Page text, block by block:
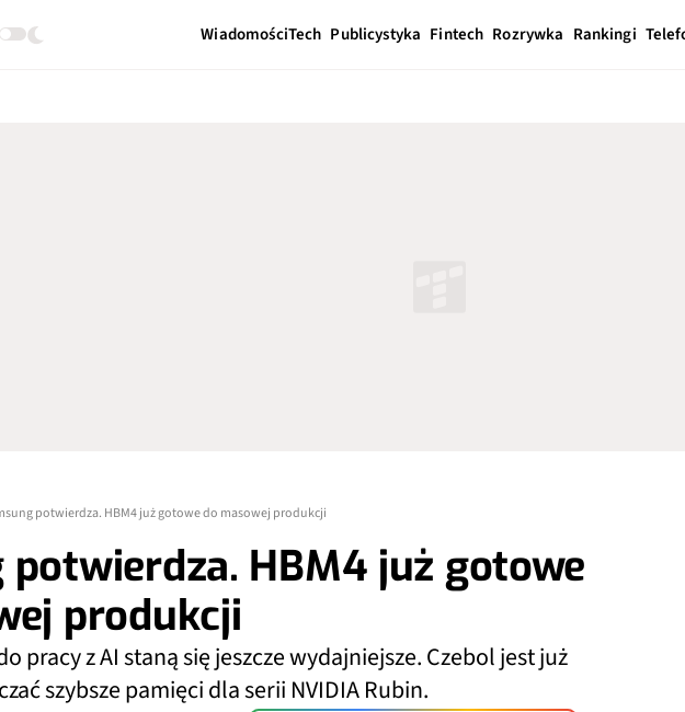
WiadomościTech Publicystyka Fintech Rozrywka Rankingi
potwierdza. HBM4 już gotowe do masowej produkcji
potwierdza. HBM4 już gotowe
produkcji
pracy z AI staną się jeszcze wydajniejsze. Czebol jest już
szybsze pamięci dla serii NVIDIA Rubin.